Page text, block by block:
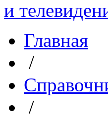
Главная
/
/